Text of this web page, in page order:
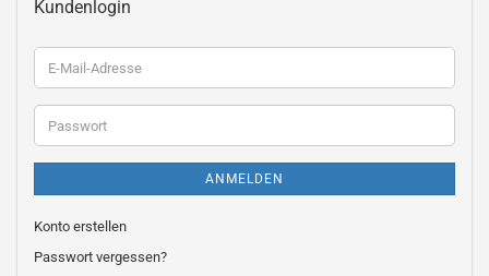
Kundenlogin
E-
Mail-
Adresse
Passwort
ANMELDEN
Konto erstellen
Passwort vergessen?